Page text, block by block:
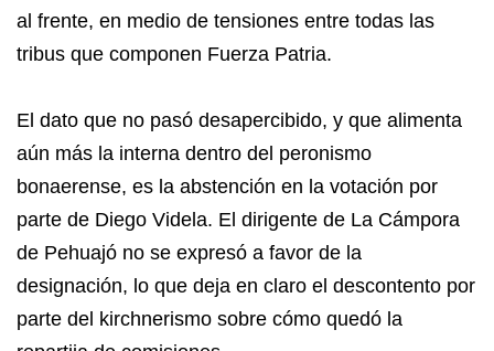
al frente, en medio de tensiones entre todas las
tribus que componen Fuerza Patria.
El dato que no pasó desapercibido, y que alimenta
aún más la interna dentro del peronismo
bonaerense, es la abstención en la votación por
parte de Diego Videla. El dirigente de La Cámpora
de Pehuajó no se expresó a favor de la
designación, lo que deja en claro el descontento por
parte del kirchnerismo sobre cómo quedó la